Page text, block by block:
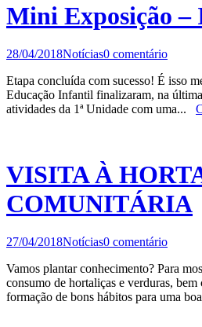
Mini Exposição –
28/04/2018Notícias0 comentário
Etapa concluída com sucesso! É isso
Educação Infantil finalizaram, na
atividades da 1ª Unidade com uma...
VISITA À
COMUNITÁRIA
27/04/2018Notícias0 comentário
Vamos plantar conhecimento? Para
consumo de hortaliças e verduras, bem
formação de bons hábitos para uma